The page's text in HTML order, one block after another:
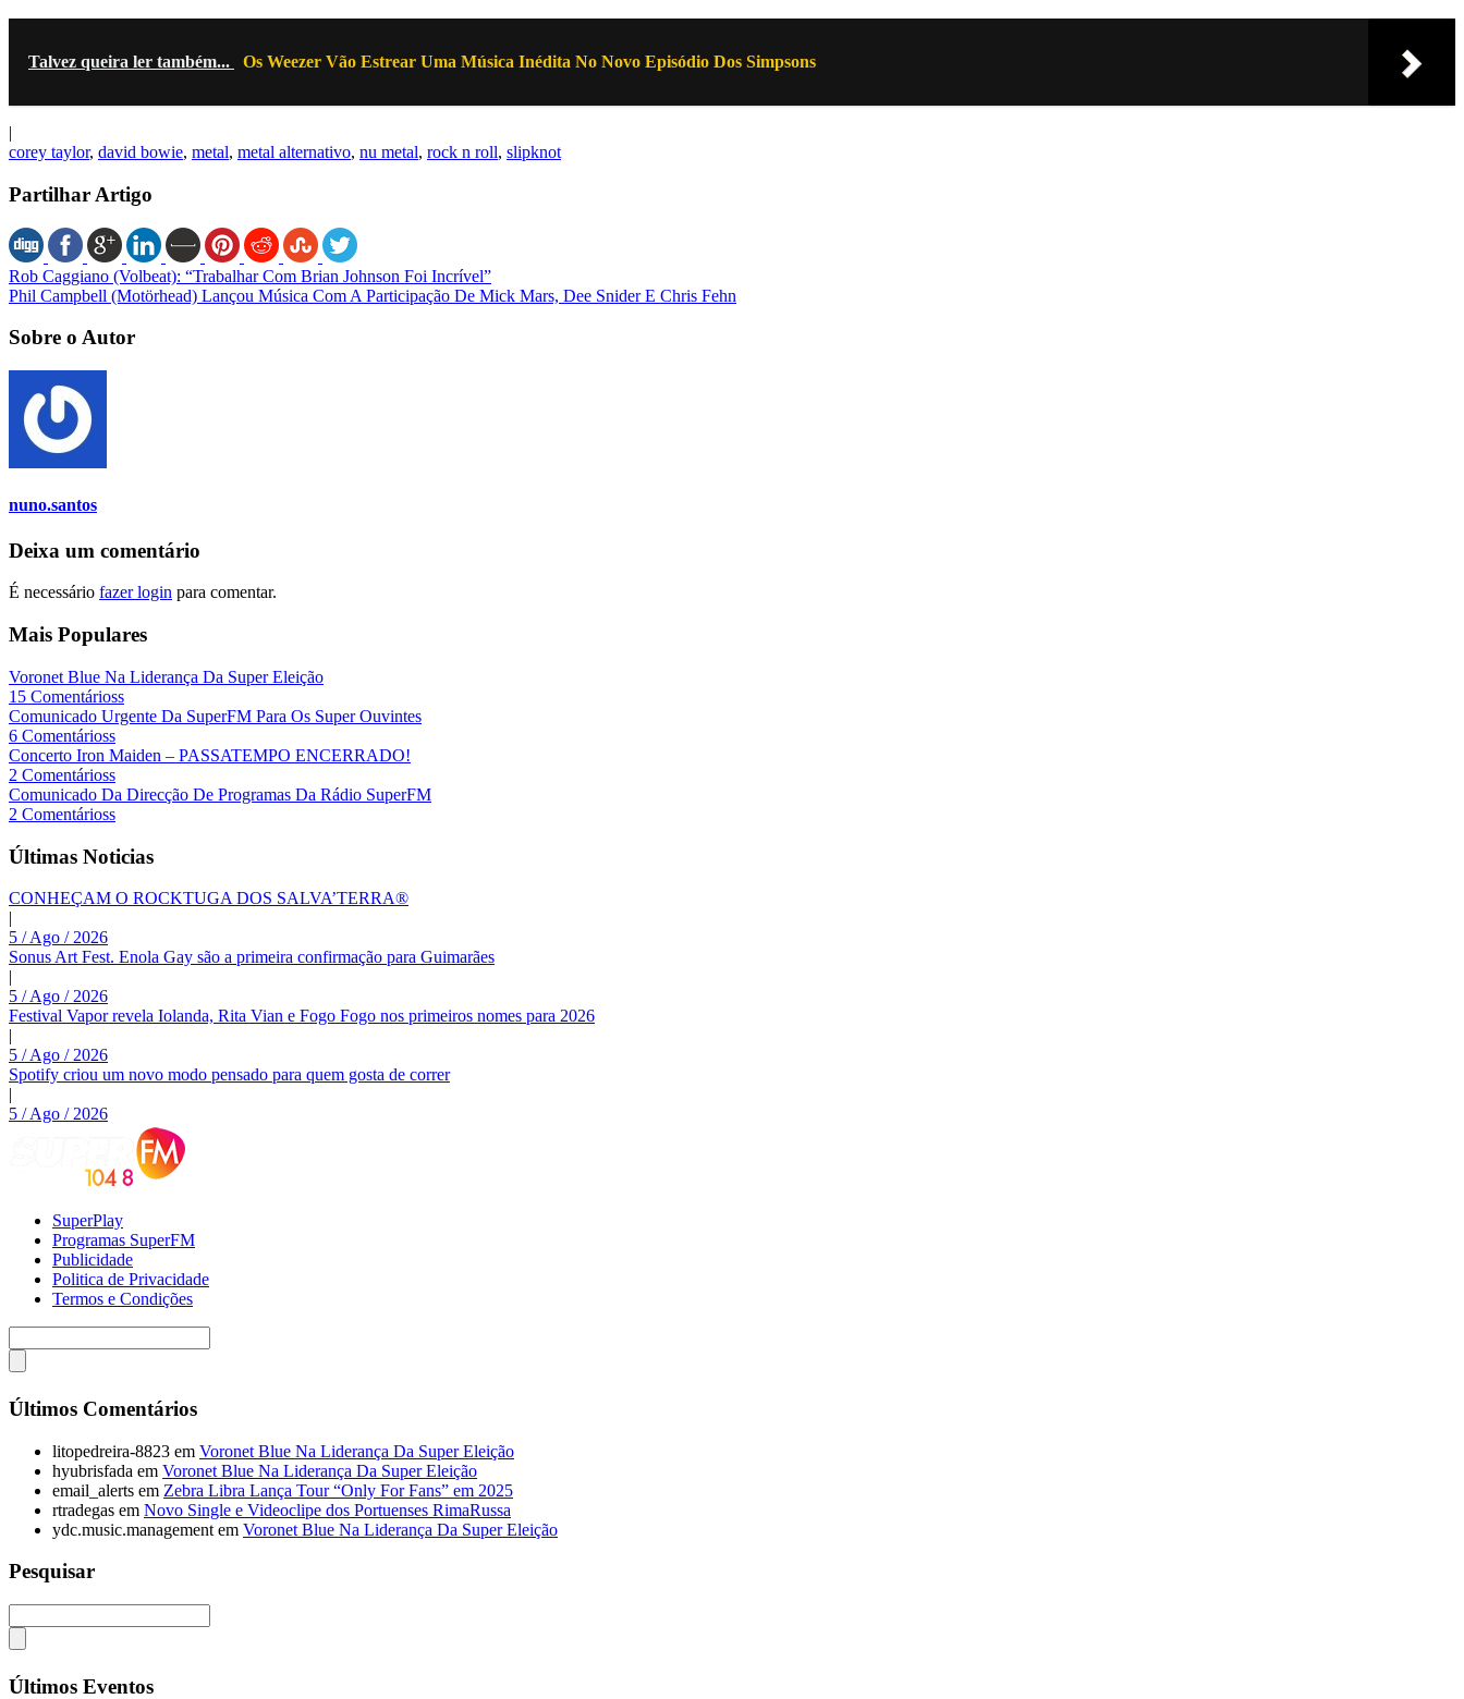
Talvez queira ler também... Os Weezer Vão Estrear Uma Música Inédita No Novo Episódio Dos Simpsons
|
corey taylor, david bowie, metal, metal alternativo, nu metal, rock n roll, slipknot
Partilhar Artigo
Rob Caggiano (Volbeat): “Trabalhar Com Brian Johnson Foi Incrível”
Phil Campbell (Motörhead) Lançou Música Com A Participação De Mick Mars, Dee Snider E Chris Fehn
Sobre o Autor
nuno.santos
Deixa um comentário
É necessário fazer login para comentar.
Mais Populares
Voronet Blue Na Liderança Da Super Eleição
15 Comentárioss
Comunicado Urgente Da SuperFM Para Os Super Ouvintes
6 Comentárioss
Concerto Iron Maiden – PASSATEMPO ENCERRADO!
2 Comentárioss
Comunicado Da Direcção De Programas Da Rádio SuperFM
2 Comentárioss
Últimas Noticias
CONHEÇAM O ROCKTUGA DOS SALVA’TERRA®
|
5 / Ago / 2026
Sonus Art Fest. Enola Gay são a primeira confirmação para Guimarães
|
5 / Ago / 2026
Festival Vapor revela Iolanda, Rita Vian e Fogo Fogo nos primeiros nomes para 2026
|
5 / Ago / 2026
Spotify criou um novo modo pensado para quem gosta de correr
|
5 / Ago / 2026
SuperPlay
Programas SuperFM
Publicidade
Politica de Privacidade
Termos e Condições
Últimos Comentários
litopedreira-8823 em Voronet Blue Na Liderança Da Super Eleição
hyubrisfada em Voronet Blue Na Liderança Da Super Eleição
email_alerts em Zebra Libra Lança Tour “Only For Fans” em 2025
rtradegas em Novo Single e Videoclipe dos Portuenses RimaRussa
ydc.music.management em Voronet Blue Na Liderança Da Super Eleição
Pesquisar
Últimos Eventos